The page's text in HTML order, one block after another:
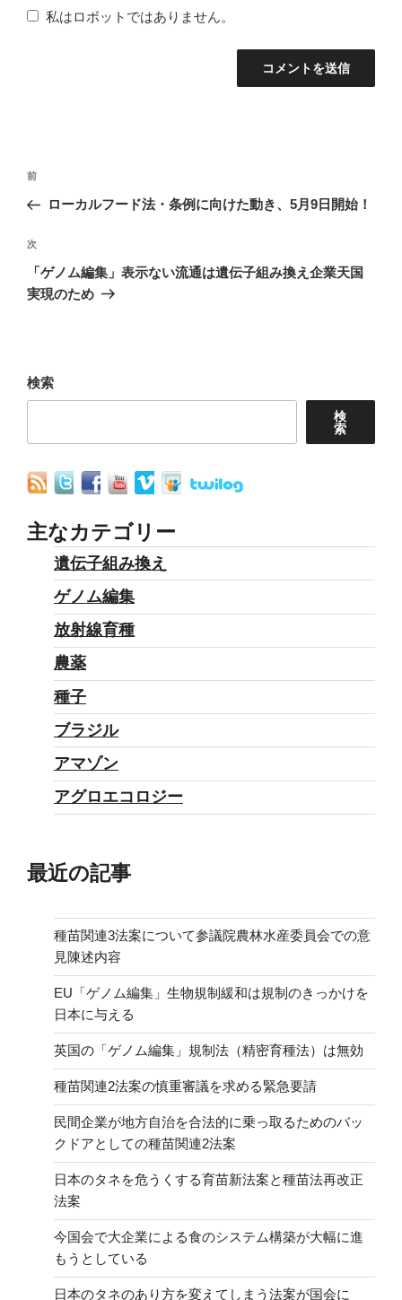
私はロボットではありません。
投
稿
ビ
ゲ
ー
ン
前
の
稿
前
ローカルフード法・条例に向けた動き、5月9日開始！
次
の
投
次
「ゲノム編集」表示ない流通は遺伝子組み換え企業天国
実現のため
検索
検
索
主なカテゴリー
遺伝子組み換え
ゲノム編集
放射線育種
農薬
種子
ブラジル
アマゾン
アグロエコロジー
最近の記事
種苗関連3法案について参議院農林水産委員会での意
見陳述内容
EU「ゲノム編集」生物規制緩和は規制のきっかけを
日本に与える
英国の「ゲノム編集」規制法（精密育種法）は無効
種苗関連2法案の慎重審議を求める緊急要請
民間企業が地方自治を合法的に乗っ取るためのバッ
クドアとしての種苗関連2法案
日本のタネを危うくする育苗新法案と種苗法再改正
法案
今国会で大企業による食のシステム構築が大幅に進
もうとしている
日本のタネのあり方を変えてしまう法案が国会に